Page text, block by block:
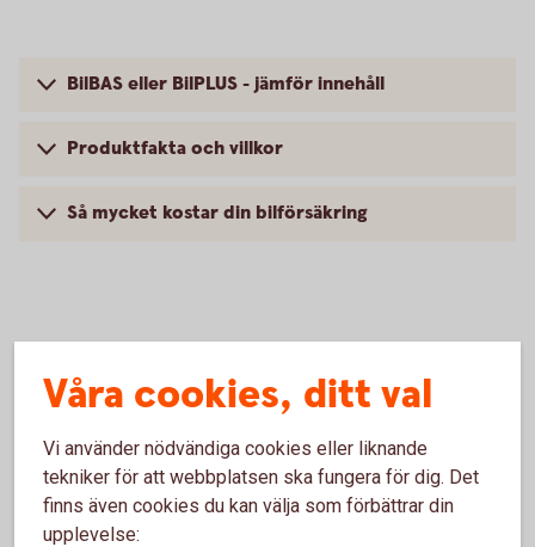
BilBAS eller BilPLUS - jämför innehåll
Produktfakta och villkor
Så mycket kostar din bilförsäkring
Tesla
Trafik, hel och halv – vad är det för skillnad på
försäkringarna?
Våra cookies, ditt val
Vi använder nödvändiga cookies eller liknande
tekniker för att webbplatsen ska fungera för dig. Det
finns även cookies du kan välja som förbättrar din
upplevelse: